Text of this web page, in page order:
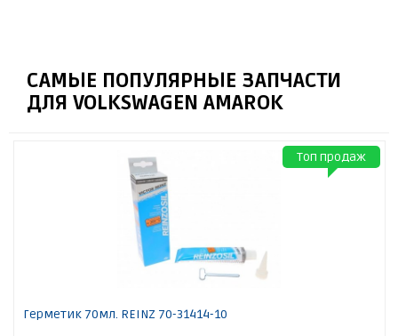
САМЫЕ ПОПУЛЯРНЫЕ ЗАПЧАСТИ
ДЛЯ VOLKSWAGEN AMAROK
Герметик 70мл. REINZ 70-31414-10
Топ продаж